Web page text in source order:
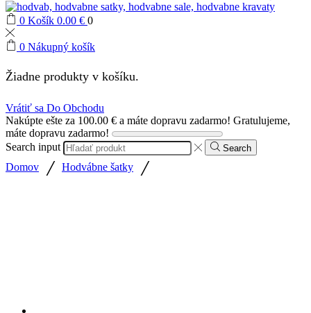
0 Košík 0.00 € 0
0 Nákupný košík
Žiadne produkty v košíku.
Vrátiť sa Do Obchodu
Nakúpte ešte za 100.00 € a máte dopravu zadarmo! Gratulujeme,
máte dopravu zadarmo!
Search input
Search
Domov / Hodvábne šatky /